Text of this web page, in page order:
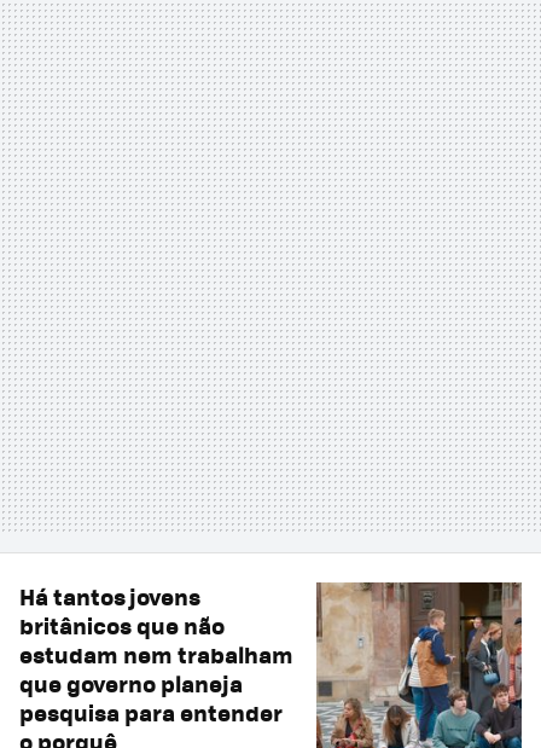
Há tantos jovens
britânicos que não
estudam nem trabalham
que governo planeja
pesquisa para entender
o porquê